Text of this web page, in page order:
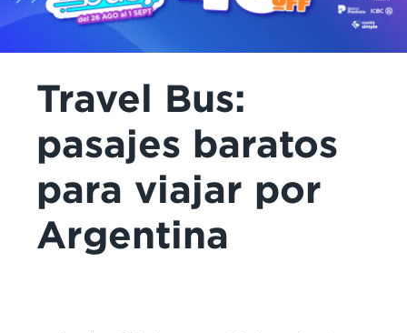
Travel Bus:
pasajes baratos
para viajar por
Argentina